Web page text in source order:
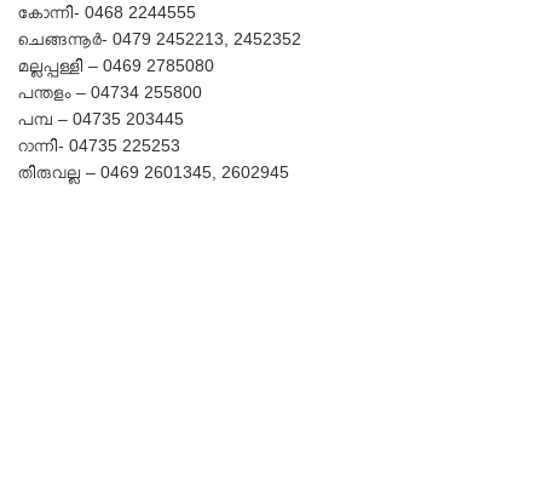
കോന്നി- 0468 2244555
ചെങ്ങന്നൂർ- 0479 2452213, 2452352
മല്ലപ്പള്ളി – 0469 2785080
പന്തളം – 04734 255800
പമ്പ – 04735 203445
റാന്നി- 04735 225253
തിരുവല്ല – 0469 2601345, 2602945